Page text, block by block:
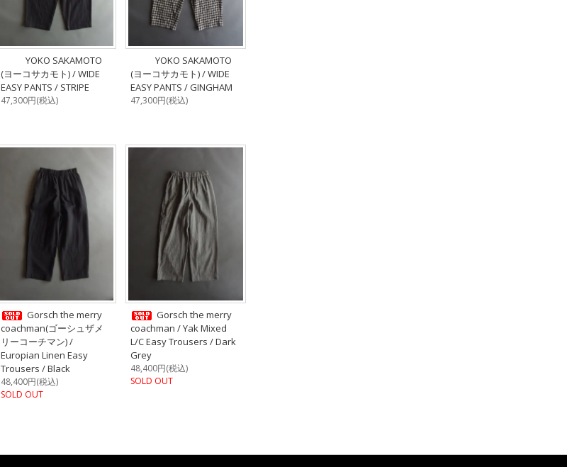
YOKO SAKAMOTO
(ヨーコサカモト) / WIDE
EASY PANTS / STRIPE
47,300円(税込)
YOKO SAKAMOTO
(ヨーコサカモト) / WIDE
EASY PANTS / GINGHAM
47,300円(税込)
Gorsch the merry
coachman(ゴーシュザメ
リーコーチマン) /
Europian Linen Easy
Trousers / Black
48,400円(税込)
SOLD OUT
Gorsch the merry
coachman / Yak Mixed
L/C Easy Trousers / Dark
Grey
48,400円(税込)
SOLD OUT